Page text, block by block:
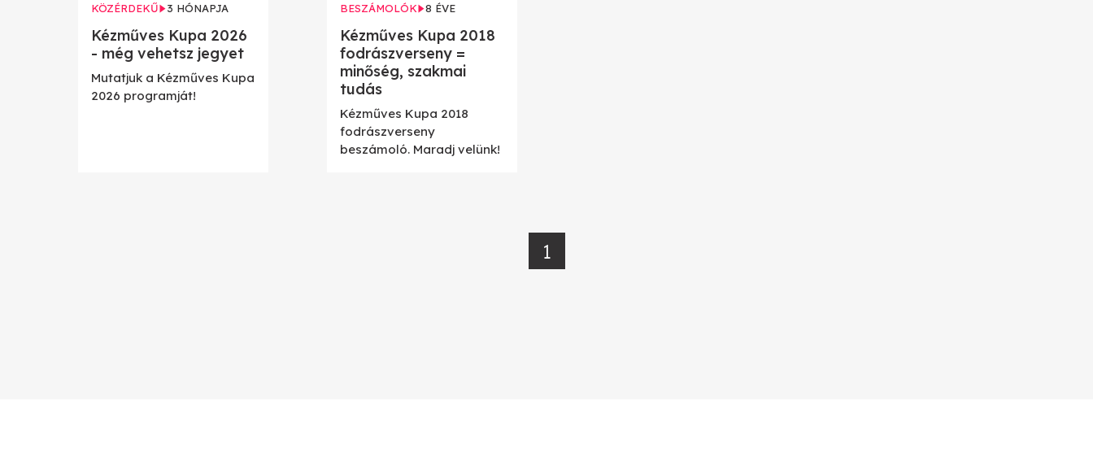
KÖZÉRDEKŰ 3 HÓNAPJA
Kézműves Kupa 2026
- még vehetsz jegyet
Mutatjuk a Kézműves Kupa
2026 programját!
BESZÁMOLÓK 8 ÉVE
Kézműves Kupa 2018
fodrászverseny =
minőség, szakmai
tudás
Kézműves Kupa 2018
fodrászverseny
beszámoló. Maradj velünk!
1